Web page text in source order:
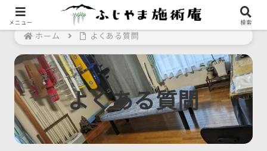
ホーム よくある質問
よくある質問
メニュー 検索